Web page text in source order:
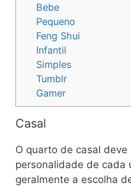
Bebe
Pequeno
Feng Shui
Infantil
Simples
Tumblr
Gamer
Casal
O quarto de casal
personalidade de cada
geralmente a escolha